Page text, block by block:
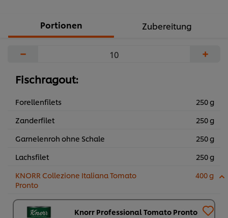
Portionen Zubereitung
− +
Fischragout:
Forellenfilets
250 g
Zanderfilet
250 g
Garnelenroh ohne Schale
250 g
Lachsfilet
250 g
KNORR Collezione Italiana Tomato
Pronto
400 g
Knorr Professional Tomato Pronto